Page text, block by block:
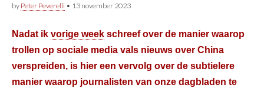
by Peter Peverelli • 13 november 2023
Nadat ik vorige week schreef over de manier waarop
trollen op sociale media vals nieuws over China
verspreiden, is hier een vervolg over de subtielere
manier waarop journalisten van onze dagbladen te